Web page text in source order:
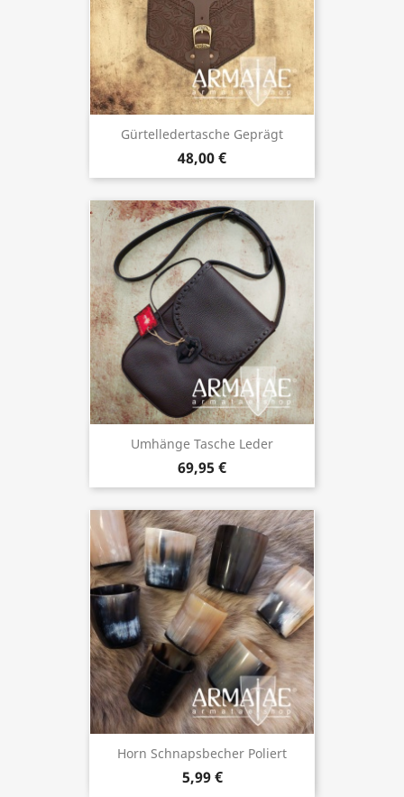
Gürtelledertasche Geprägt
48,00 €
Umhänge Tasche Leder
69,95 €
Horn Schnapsbecher Poliert
5,99 €